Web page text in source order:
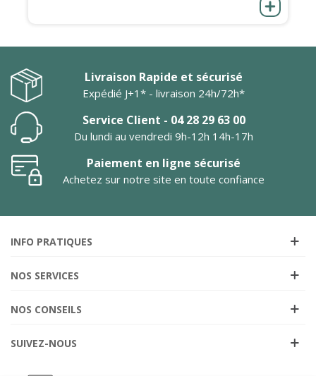
Livraison Rapide et sécurisé
Expédié J+1* - livraison 24h/72h*
Service Client - 04 28 29 63 00
Du lundi au vendredi 9h-12h 14h-17h
Paiement en ligne sécurisé
Achetez sur notre site en toute confiance
INFO PRATIQUES
NOS SERVICES
NOS CONSEILS
SUIVEZ-NOUS